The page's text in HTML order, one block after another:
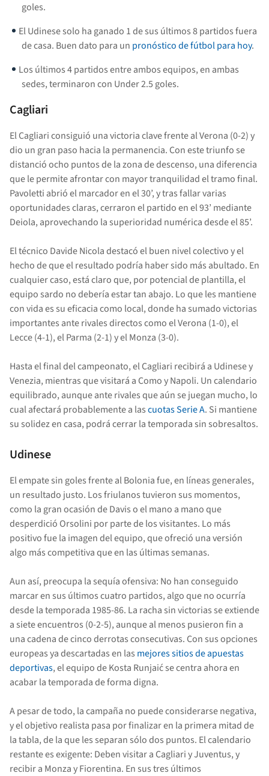
goles.
El Udinese solo ha ganado 1 de sus últimos 8 partidos fuera
de casa. Buen dato para un pronóstico de fútbol para hoy.
Los últimos 4 partidos entre ambos equipos, en ambas
sedes, terminaron con Under 2.5 goles.
Cagliari
El Cagliari consiguió una victoria clave frente al Verona (0-2) y
dio un gran paso hacia la permanencia. Con este triunfo se
distanció ocho puntos de la zona de descenso, una diferencia
que le permite afrontar con mayor tranquilidad el tramo final.
Pavoletti abrió el marcador en el 30’, y tras fallar varias
oportunidades claras, cerraron el partido en el 93’ mediante
Deiola, aprovechando la superioridad numérica desde el 85’.
El técnico Davide Nicola destacó el buen nivel colectivo y el
hecho de que el resultado podría haber sido más abultado. En
cualquier caso, está claro que, por potencial de plantilla, el
equipo sardo no debería estar tan abajo. Lo que les mantiene
con vida es su eficacia como local, donde ha sumado victorias
importantes ante rivales directos como el Verona (1-0), el
Lecce (4-1), el Parma (2-1) y el Monza (3-0).
Hasta el final del campeonato, el Cagliari recibirá a Udinese y
Venezia, mientras que visitará a Como y Napoli. Un calendario
equilibrado, aunque ante rivales que aún se juegan mucho, lo
cual afectará probablemente a lascuotas Serie A. Si mantiene
su solidez en casa, podrá cerrar la temporada sin sobresaltos.
Udinese
El empate sin goles frente al Bolonia fue, en líneas generales,
un resultado justo. Los friulanos tuvieron sus momentos,
como la gran ocasión de Davis o el mano a mano que
desperdició Orsolini por parte de los visitantes. Lo más
positivo fue la imagen del equipo, que ofreció una versión
algo más competitiva que en las últimas semanas.
Aun así, preocupa la sequía ofensiva: No han conseguido
marcar en sus últimos cuatro partidos, algo que no ocurría
desde la temporada 1985-86. La racha sin victorias se extiende
a siete encuentros (0-2-5), aunque al menos pusieron fin a
una cadena de cinco derrotas consecutivas. Con sus opciones
europeas ya descartadas en las mejores sitios de apuestas
deportivas, el equipo de Kosta Runjaić se centra ahora en
acabar la temporada de forma digna.
A pesar de todo, la campaña no puede considerarse negativa,
y el objetivo realista pasa por finalizar en la primera mitad de
la tabla, de la que les separan sólo dos puntos. El calendario
restante es exigente: Deben visitar a Cagliari y Juventus, y
recibir a Monza y Fiorentina. En sus tres últimos